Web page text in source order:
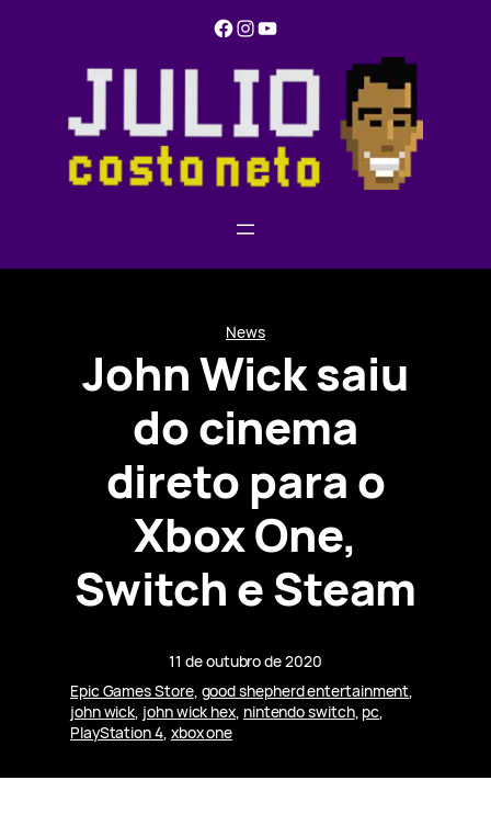
Facebook Instagram YouTube
News
John Wick saiu
do cinema
direto para o
Xbox One,
Switch e Steam
11 de outubro de 2020
Epic Games Store, good shepherd entertainment
john wick, john wick hex, nintendo switch, pc
PlayStation 4, xbox one